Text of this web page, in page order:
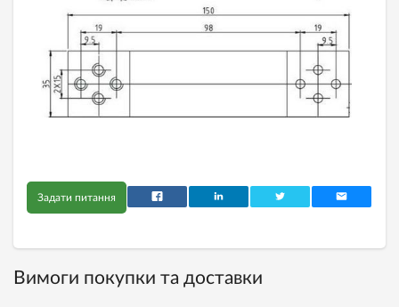
Задати питання
Вимоги покупки та доставки